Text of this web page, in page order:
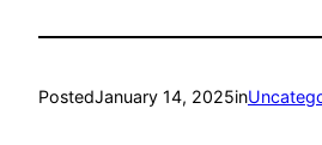
PostedJanuary 14, 2025in